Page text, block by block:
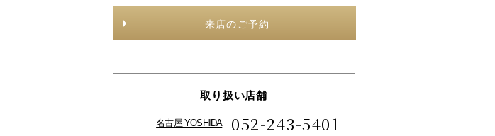
来店のご予約
取り扱い店舗
名古屋 YOSHIDA 052-243-5401